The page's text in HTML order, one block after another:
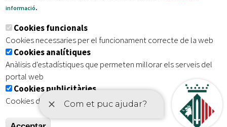
Subscriu-te al nostre butlletí
Inici | Avís legal | Protecció de dades
| Accessibilitat
informació.
Cookies funcionals
Cookies necessaries per el funcionament correcte de la web
Cookies analítiques
Anàlisis d'estadístiques que permeten millorar els serveis del
portal web
Cookies publicitàries
Cookies de tercers amb finalitat publicitària